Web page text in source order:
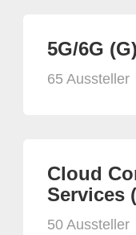
5G/6G (G)
65 Aussteller
Cloud
Services
50 Aussteller